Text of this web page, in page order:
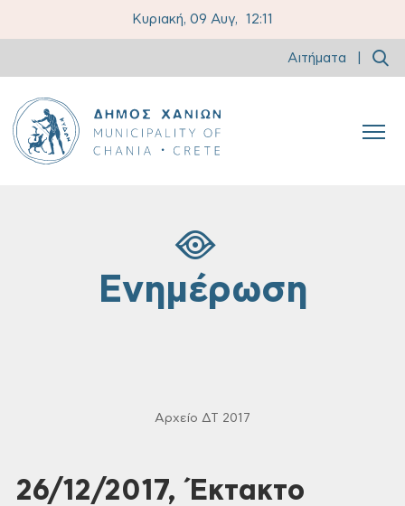
Κυριακή, 09 Αυγ, 12:11
Αιτήματα
Ενημέρωση
Αρχείο ΔΤ 2017
26/12/2017, Έκτακτο